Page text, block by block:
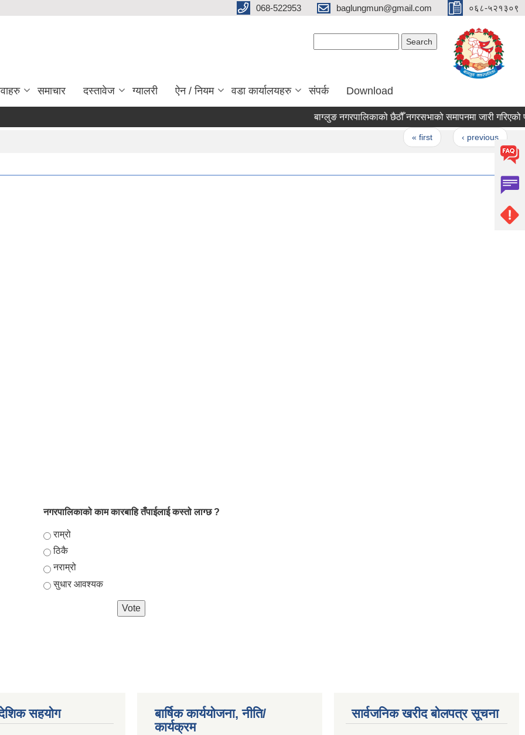
068-522953 baglungmun@gmail.com ०६८-५२१३०९
समाचार दस्तावेज ग्यालरी ऐन / नियम वडा कार्यालयहरु संपर्क Download
बाग्लुङ नगरपालिकाको छैठौँ नगरसभाको समापनमा जारी गरिएको प्रेस
« first ‹ previous
नगरपालिकाको काम कारबाहि तँपाईलाई कस्तो लाग्छ ?
Choices
राम्रो
ठिकै
नराम्रो
सुधार आवश्यक
सहयोग
बार्षिक कार्ययोजना, नीति/
कार्यक्रम
सार्वजनिक खरीद बोलपत्र सूचना